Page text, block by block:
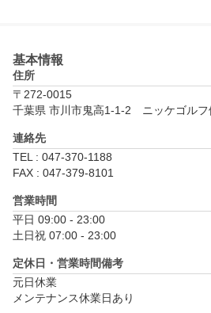
基本情報
住所
〒272-0015
千葉県 市川市鬼高1-1-2　ニッケゴル
連絡先
TEL : 047-370-1188
FAX : 047-379-8101
営業時間
平日 09:00 - 23:00
土日祝 07:00 - 23:00
定休日・営業時間備考
元日休業
メンテナンス休業日あり